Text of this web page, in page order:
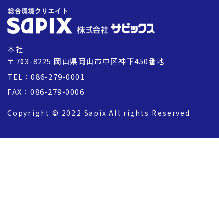
本社
〒703-8225 岡山県岡山市中区神下450番地
TEL：086-279-0001
FAX：086-279-0006
Copyright © 2022 Sapix All rights Reserved.